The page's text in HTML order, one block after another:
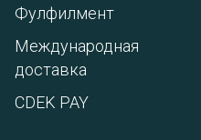
Фулфилмент
Международная
доставка
CDEK PAY